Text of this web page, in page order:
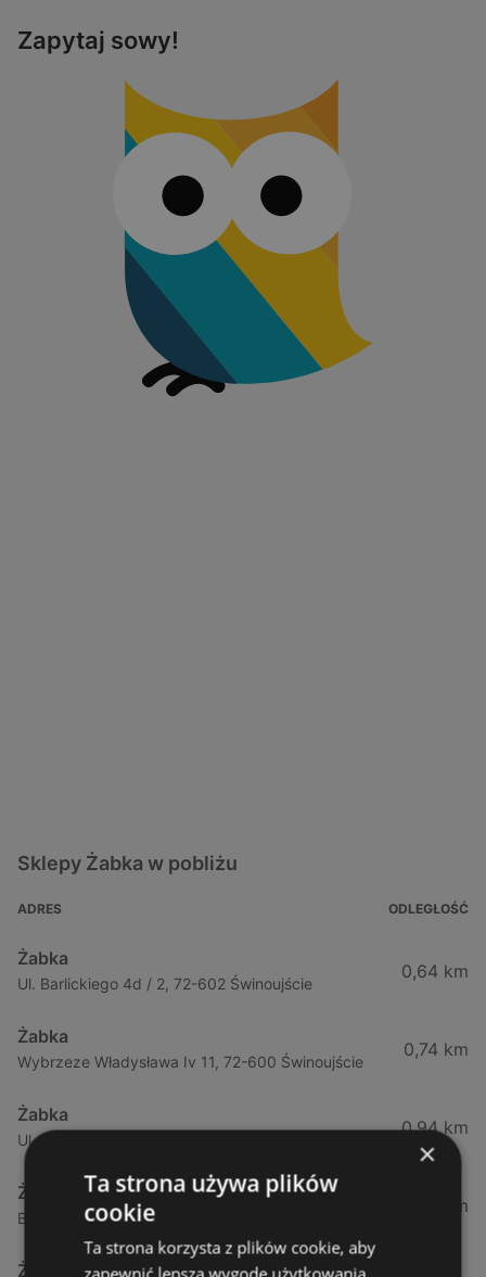
Zapytaj sowy!
Sklepy Żabka w pobliżu
ADRES ODLEGŁOŚĆ
Żabka
Ul. Barlickiego 4d / 2, 72-602 Świnoujście
0,64 km
Żabka
Wybrzeze Władysława Iv 11, 72-600 Świnoujście
0,74 km
Żabka
Ul. Bohaterów Września 49, 72-600 Świnoujście
0,94 km
Żabka
Bohaterów Września 52, 72-600 Świnoujście
1,02 km
Żabka
×
Ta strona używa plików
cookie
Ta strona korzysta z plików cookie, aby